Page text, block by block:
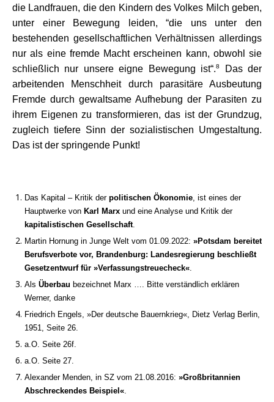
die Landfrauen, die den Kindern des Volkes Milch geben,
unter einer Bewegung leiden, “die uns unter den
bestehenden gesellschaftlichen Verhältnissen allerdings
nur als eine fremde Macht erscheinen kann, obwohl sie
schließlich nur unsere eigne Bewegung ist“.8
Das der
arbeitenden Menschheit durch parasitäre Ausbeutung
Fremde durch gewaltsame Aufhebung der Parasiten zu
ihrem Eigenen zu transformieren, das ist der Grundzug,
zugleich tiefere Sinn der sozialistischen Umgestaltung.
Das ist der springende Punkt!
Das Kapital – Kritik der politischen Ökonomie, ist eines der
Hauptwerke von Karl Marx und eine Analyse und Kritik der
kapitalistischen Gesellschaft.
Martin Hornung in Junge Welt vom 01.09.2022: »Potsdam bereitet
Berufsverbote vor, Brandenburg: Landesregierung beschließt
Gesetzentwurf für »Verfassungstreuecheck«.
Als Überbau bezeichnet Marx …. Bitte verständlich erklären
Werner, danke
Friedrich Engels, »Der deutsche Bauernkrieg«, Dietz Verlag Berlin,
1951, Seite 26.
a.O. Seite 26f.
a.O. Seite 27.
Alexander Menden, in SZ vom 21.08.2016: »Großbritannien
Abschreckendes Beispiel«.